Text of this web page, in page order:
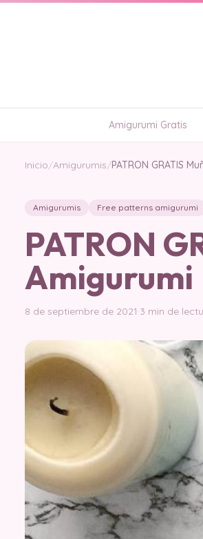
Amigurumi Gratis
Inicio/Amigurumis/PATRON GRATIS
Amigurumis Free patterns amigurumi
PATRON
Amigurumi
8 de septiembre de 2021·3 min de